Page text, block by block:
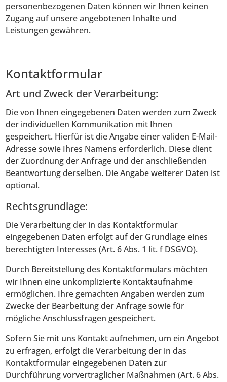
personenbezogenen Daten können wir Ihnen keinen
Zugang auf unsere angebotenen Inhalte und
Leistungen gewähren.
Kontaktformular
Art und Zweck der Verarbeitung:
Die von Ihnen eingegebenen Daten werden zum Zweck
der individuellen Kommunikation mit Ihnen
gespeichert. Hierfür ist die Angabe einer validen E-Mail-
Adresse sowie Ihres Namens erforderlich. Diese dient
der Zuordnung der Anfrage und der anschließenden
Beantwortung derselben. Die Angabe weiterer Daten ist
optional.
Rechtsgrundlage:
Die Verarbeitung der in das Kontaktformular
eingegebenen Daten erfolgt auf der Grundlage eines
berechtigten Interesses (Art. 6 Abs. 1 lit. f DSGVO).
Durch Bereitstellung des Kontaktformulars möchten
wir Ihnen eine unkomplizierte Kontaktaufnahme
ermöglichen. Ihre gemachten Angaben werden zum
Zwecke der Bearbeitung der Anfrage sowie für
mögliche Anschlussfragen gespeichert.
Sofern Sie mit uns Kontakt aufnehmen, um ein Angebot
zu erfragen, erfolgt die Verarbeitung der in das
Kontaktformular eingegebenen Daten zur
Durchführung vorvertraglicher Maßnahmen (Art. 6 Abs.